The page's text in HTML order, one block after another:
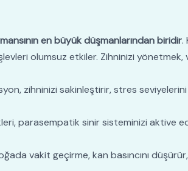
en büyük düşmanlarından biridir.
olumsuz etkiler. Zihninizi
zihninizi sakinleştirir, stres
parasempatik sinir sisteminizi aktive
vakit geçirme, kan basıncını